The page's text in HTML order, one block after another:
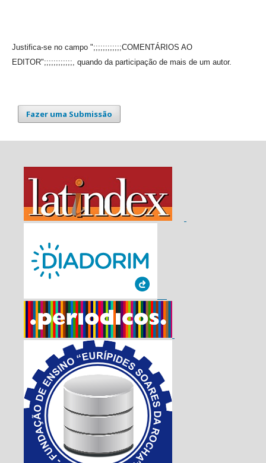
Justifica-se no campo ";;;;;;;;;;;;COMENTÁRIOS AO
EDITOR";;;;;;;;;;;;, quando da participação de mais de um autor.
Fazer uma Submissão